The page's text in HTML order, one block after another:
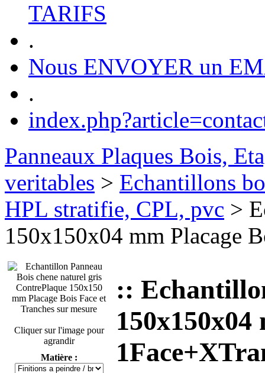
TARIFS
.
Nous ENVOYER un
.
Panneaux Plaques Bois,
veritables > Echantillons
HPL stratifie, CPL, pvc >
150x150x04 mm Placage
Cliquer sur l'image pour
agrandir
Matière :
::
150x150x04